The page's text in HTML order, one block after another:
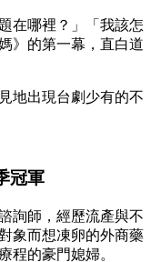
在哪裡？」「我該怎
》的第一幕，直白道
地出現台劇少有的不
冠軍
詢師，經歷流產與不
象而想凍卵的外商藥
程的豪門媳婦。